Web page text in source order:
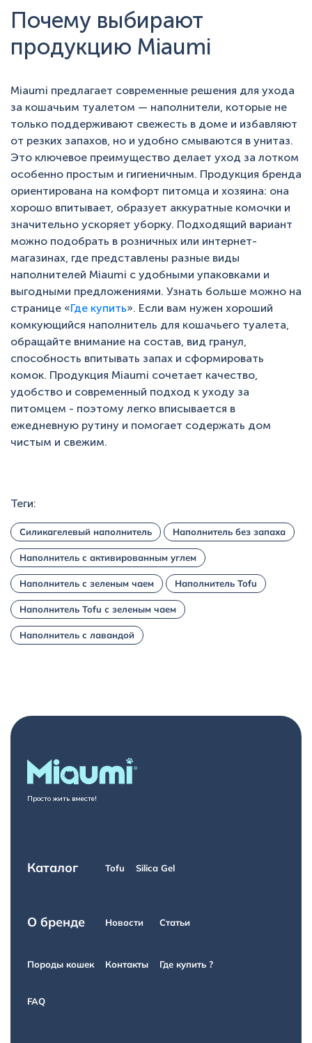
Почему выбирают
продукцию Miaumi
Miaumi предлагает современные решения для ухода
за кошачьим туалетом — наполнители, которые не
только поддерживают свежесть в доме и избавляют
от резких запахов, но и удобно смываются в унитаз.
Это ключевое преимущество делает уход за лотком
особенно простым и гигиеничным. Продукция бренда
ориентирована на комфорт питомца и хозяина: она
хорошо впитывает, образует аккуратные комочки и
значительно ускоряет уборку. Подходящий вариант
можно подобрать в розничных или интернет-
магазинах, где представлены разные виды
наполнителей Miaumi с удобными упаковками и
выгодными предложениями. Узнать больше можно на
странице «Где купить». Если вам нужен хороший
комкующийся наполнитель для кошачьего туалета,
обращайте внимание на состав, вид гранул,
способность впитывать запах и сформировать
комок. Продукция Miaumi сочетает качество,
удобство и современный подход к уходу за
питомцем - поэтому легко вписывается в
ежедневную рутину и помогает содержать дом
чистым и свежим.
Теги:
Силикагелевый наполнитель Наполнитель без запаха
Наполнитель с активированным углем
Наполнитель с зеленым чаем Наполнитель Tofu
Наполнитель Tofu с зеленым чаем
Наполнитель с лавандой
Просто жить вместе!
Каталог Tofu Silica Gel
О бренде Новости Статьи
Породы кошек Контакты Где купить ?
FAQ